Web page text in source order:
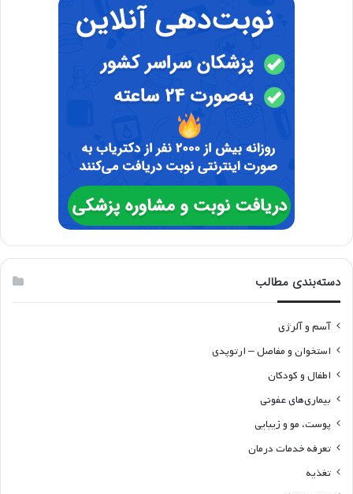
دسته‌بندی مطالب
آسم و آلرژی
استخوان و مفاصل – ارتوپدی
اطفال و کودکان
بیماری‌های عفونی
پوست، مو و زیبایی
تعرفه خدمات درمان
تغذیه